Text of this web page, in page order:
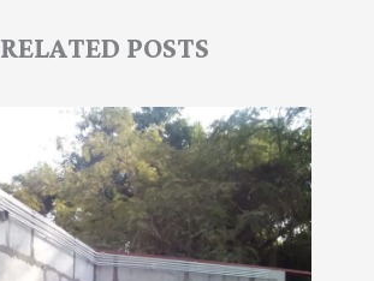
RELATED POSTS